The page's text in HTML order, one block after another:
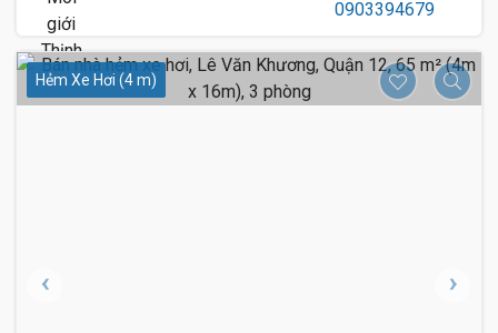
Hẻm Xe Hơi (4 m)